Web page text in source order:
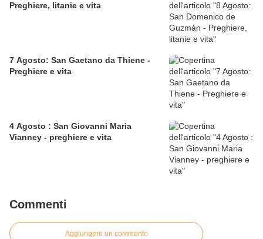
Preghiere, litanie e vita
7 Agosto: San Gaetano da Thiene -
Preghiere e vita
4 Agosto : San Giovanni Maria
Vianney - preghiere e vita
Commenti
Aggiungere un commento